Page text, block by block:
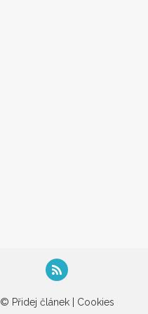
© Přidej článek | Cookies